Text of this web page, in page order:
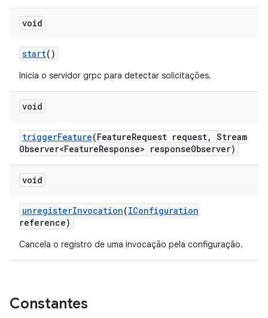
void
start()
Inicia o servidor grpc para detectar solicitações.
void
triggerFeature(FeatureRequest request, Stream
Observer<FeatureResponse> responseObserver)
void
unregisterInvocation(IConfiguration
reference)
Cancela o registro de uma invocação pela configuração.
Constantes